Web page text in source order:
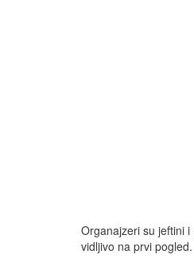
Organajzeri su jeftini
vidljivo na prvi pogled.